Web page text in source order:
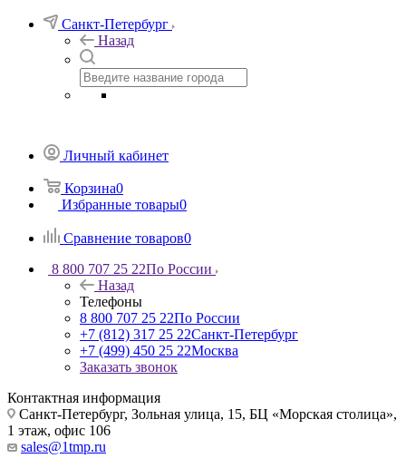
Санкт-Петербург
Назад
Личный кабинет
Корзина0
Избранные товары0
Сравнение товаров0
8 800 707 25 22По России
Назад
Телефоны
8 800 707 25 22По России
+7 (812) 317 25 22Санкт-Петербург
+7 (499) 450 25 22Москва
Заказать звонок
Контактная информация
Санкт-Петербург, Зольная улица, 15, БЦ «Морская столица»,
1 этаж, офис 106
sales@1tmp.ru